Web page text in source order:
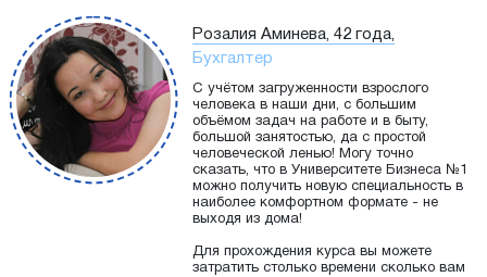
Розалия Аминева, 42 года,
Бухгалтер
С учётом загруженности взрослого
человека в наши дни, с большим
объёмом задач на работе и в быту,
большой занятостью, да с простой
человеческой ленью! Могу точно
сказать, что в Университете Бизнеса №1
можно получить новую специальность в
наиболее комфортном формате - не
выходя из дома!
Для прохождения курса вы можете
затратить столько времени сколько вам